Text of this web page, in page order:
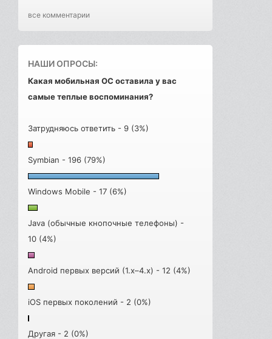
все комментарии
НАШИ ОПРОСЫ:
Какая мобильная ОС оставила у вас
самые теплые воспоминания?
Затрудняюсь ответить - 9 (3%)
Symbian - 196 (79%)
Windows Mobile - 17 (6%)
Java (обычные кнопочные телефоны) -
10 (4%)
Android первых версий (1.x–4.x) - 12 (4%)
iOS первых поколений - 2 (0%)
Другая - 2 (0%)